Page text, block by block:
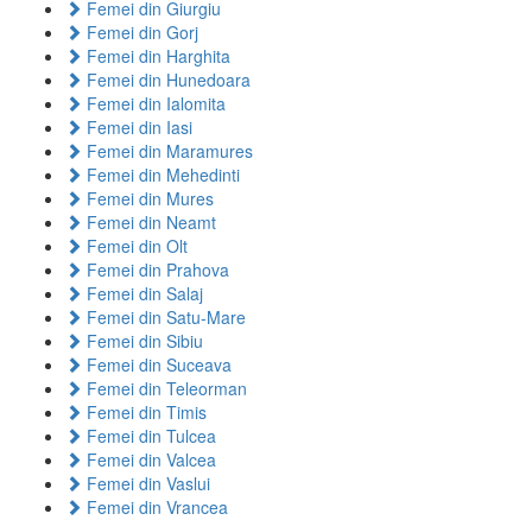
Femei din Giurgiu
Femei din Gorj
Femei din Harghita
Femei din Hunedoara
Femei din Ialomita
Femei din Iasi
Femei din Maramures
Femei din Mehedinti
Femei din Mures
Femei din Neamt
Femei din Olt
Femei din Prahova
Femei din Salaj
Femei din Satu-Mare
Femei din Sibiu
Femei din Suceava
Femei din Teleorman
Femei din Timis
Femei din Tulcea
Femei din Valcea
Femei din Vaslui
Femei din Vrancea